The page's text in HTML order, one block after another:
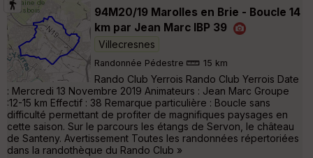
94M20/19 Marolles en Brie - Boucle 14
km par Jean Marc IBP 39
Villecresnes
Randonnée Pédestre 15 km
Rando Club Yerrois Rando Club Yerrois Date
: Mercredi 13 Novembre 2019 Animateurs : Jean Marc Groupe
:12-15 km Effectif : 38 Remarque particulière : Boucle sans
difficulté permettant de profiter de magnifiques paysages en
cette saison. Sur le parcours les étangs de Servon, le château
de Santeny. Avertissement Toutes les randonnées répertoriées
dans la randothèque du Rando Club »